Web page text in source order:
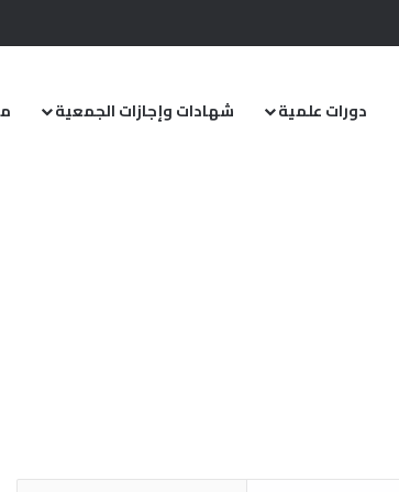
دورات علمية شهادات وإجازات الجمعية